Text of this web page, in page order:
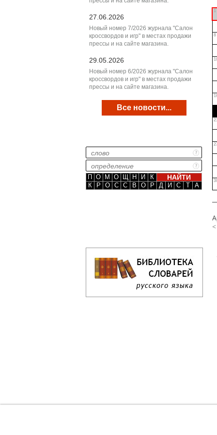
27.06.2026
Новый номер 7/2026 журнала "Салон
кроссвордов и игр" в местах продажи
прессы и на сайте магазина.
29.05.2026
Новый номер 6/2026 журнала "Салон
кроссвордов и игр" в местах продажи
прессы и на сайте магазина.
Все новости...
П О М О Щ Н И
К
К
Р О С С В О Р Д И С Т А
1
8
<